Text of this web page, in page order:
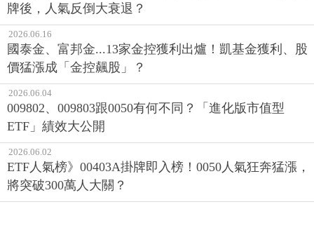
牌後，人氣反倒大衰退？
2026.06.16
國泰金、富邦金...13家金控獲利出爐！凱基金獲利、股
價猛漲成「金控飆股」？
2026.06.04
009802、009803跟0050有何不同？「進化版市值型
ETF」績效大公開
2026.06.02
ETF人氣榜》00403A掛牌即入榜！0050人氣狂奔猛漲，
將突破300萬人大關？